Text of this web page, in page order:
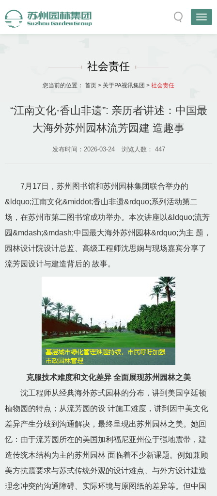
社会责任
您当前的位置： 首页 > 关于PA视讯集团 > 社会责任
“江南文化·香山非遗”: 亲历者讲述：中国最
大海外苏州园林流芳园建 造趣事
发布时间：2026-03-24 浏览人数： 447
7月17日，苏州图书馆和苏州园林集团联合举办的
&ldquo;江南文化&middot;香山非遗&rdquo;系列活动第二
场，在苏州市第二图书馆成功举办。本次讲座以&ldquo;流芳
园&mdash;&mdash;中国最大海外苏州园林&rdquo;为主 题，
园林设计院设计总监、高级工程师沈思娴与现场嘉宾分享了
流芳园设计与建造背后的 故事。
克服技术难度和文化差异 全面展现苏州园林之美
沈工程师从经典海外苏式园林的分布，讲到美国亨廷顿
植物园的特点；从流芳园的设 计施工难度，讲到因中美文化
差异产生分歧到沟通解决，最终呈现出苏州园林之美。她回
忆：由于流芳园所在的美国加利福尼亚州位于强地震带，建
造传统木结构为主的苏州园林 面临着不少新课题。例如兼顾
美方抗震要求与苏式传统外观的设计难点、与外方设计建造
理念冲突的沟通障碍、实际环境与原图纸的差异等。但中国